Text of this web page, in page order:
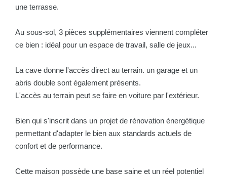
une terrasse.
Au sous-sol, 3 pièces supplémentaires viennent compléter
ce bien : idéal pour un espace de travail, salle de jeux...
La cave donne l'accès direct au terrain. un garage et un
abris double sont également présents.
L'accès au terrain peut se faire en voiture par l'extérieur.
Bien qui s'inscrit dans un projet de rénovation énergétique
permettant d'adapter le bien aux standards actuels de
confort et de performance.
Cette maison possède une base saine et un réel potentiel